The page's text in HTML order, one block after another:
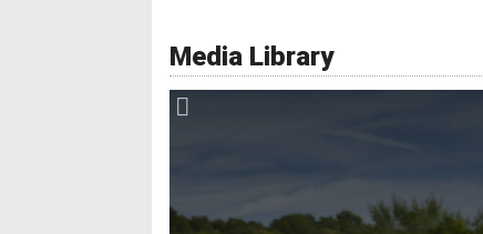
Media Library